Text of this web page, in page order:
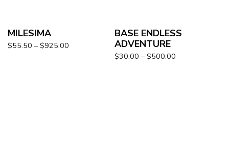
MILESIMA
$55.50 – $925.00
BASE ENDLESS
ADVENTURE
$30.00 – $500.00